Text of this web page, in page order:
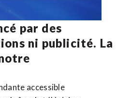
par des
ni publicité. La
accessible